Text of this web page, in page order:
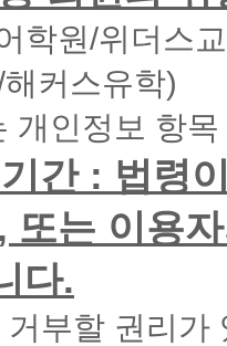
학원/위더스
커스유학)
개인정보 항
간 : 법령
또는 이용
다.
부할 권리